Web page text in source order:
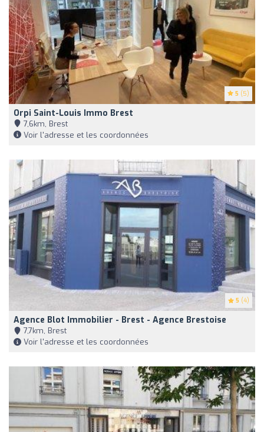
5 (5)
Orpi Saint-Louis Immo Brest
7,6km, Brest
Voir l'adresse et les coordonnées
5 (4)
Agence Blot Immobilier - Brest - Agence Brestoise
7,7km, Brest
Voir l'adresse et les coordonnées